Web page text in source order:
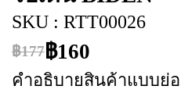
SKU : RTT00026
฿177 ฿160
คำอธิบายสินค้าแบบย่อ